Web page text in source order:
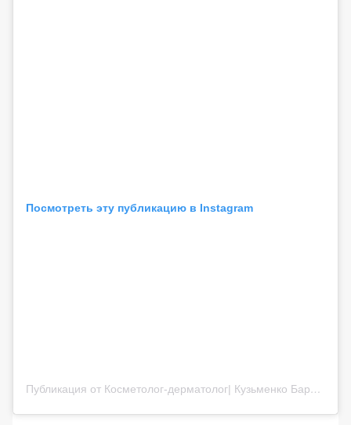
Посмотреть эту публикацию в Instagram
Публикация от Косметолог-дерматолог| Кузьменко Барбара Андріївна |Київ (@dr.barbara.kuzmenko)